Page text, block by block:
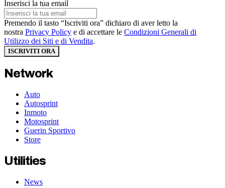
Inserisci la tua email
Premendo il tasto “Iscriviti ora” dichiaro di aver letto la
nostra Privacy Policy e di accettare le Condizioni Generali di
Utilizzo dei Siti e di Vendita.
ISCRIVITI ORA
Network
Auto
Autosprint
Inmoto
Motosprint
Guerin Sportivo
Store
Utilities
News